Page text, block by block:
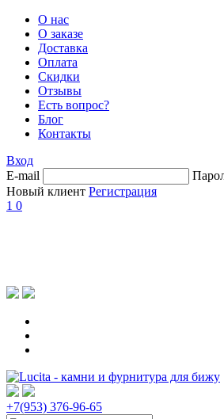
О нас
О заказе
Доставка
Оплата
Скидки
Отзывы
Есть вопрос?
Блог
Контакты
Вход
E-mail
Новый клиент Регистрация
1 0
+7(953) 376-96-65